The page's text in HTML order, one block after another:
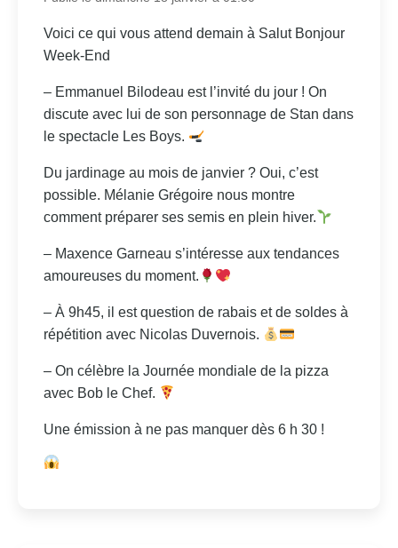
Voici ce qui vous attend demain à Salut Bonjour
Week-End
– Emmanuel Bilodeau est l’invité du jour ! On
discute avec lui de son personnage de Stan dans
le spectacle Les Boys.
Du jardinage au mois de janvier ? Oui, c’est
possible. Mélanie Grégoire nous montre
comment préparer ses semis en plein hiver.
– Maxence Garneau s’intéresse aux tendances
amoureuses du moment.
– À 9h45, il est question de rabais et de soldes à
répétition avec Nicolas Duvernois.
– On célèbre la Journée mondiale de la pizza
avec Bob le Chef.
Une émission à ne pas manquer dès 6 h 30 !